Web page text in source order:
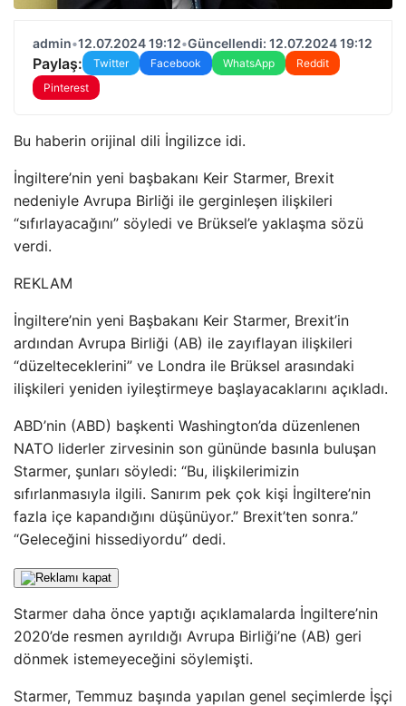
admin•12.07.2024 19:12•Güncellendi: 12.07.2024 19:12
Paylaş: Twitter Facebook WhatsApp
Reddit
Pinterest
Bu haberin orijinal dili İngilizce idi.
İngiltere’nin yeni başbakanı Keir Starmer, Brexit
nedeniyle Avrupa Birliği ile gerginleşen ilişkileri
“sıfırlayacağını” söyledi ve Brüksel’e yaklaşma sözü
verdi.
REKLAM
İngiltere’nin yeni Başbakanı Keir Starmer, Brexit’in
ardından Avrupa Birliği (AB) ile zayıflayan ilişkileri
“düzelteceklerini” ve Londra ile Brüksel arasındaki
ilişkileri yeniden iyileştirmeye başlayacaklarını açıkladı.
ABD’nin (ABD) başkenti Washington’da düzenlenen
NATO liderler zirvesinin son gününde basınla buluşan
Starmer, şunları söyledi: “Bu, ilişkilerimizin
sıfırlanmasıyla ilgili. Sanırım pek çok kişi İngiltere’nin
fazla içe kapandığını düşünüyor.” Brexit’ten sonra.”
“Geleceğini hissediyordu” dedi.
Starmer daha önce yaptığı açıklamalarda İngiltere’nin
2020’de resmen ayrıldığı Avrupa Birliği’ne (AB) geri
dönmek istemeyeceğini söylemişti.
Starmer, Temmuz başında yapılan genel seçimlerde İşçi